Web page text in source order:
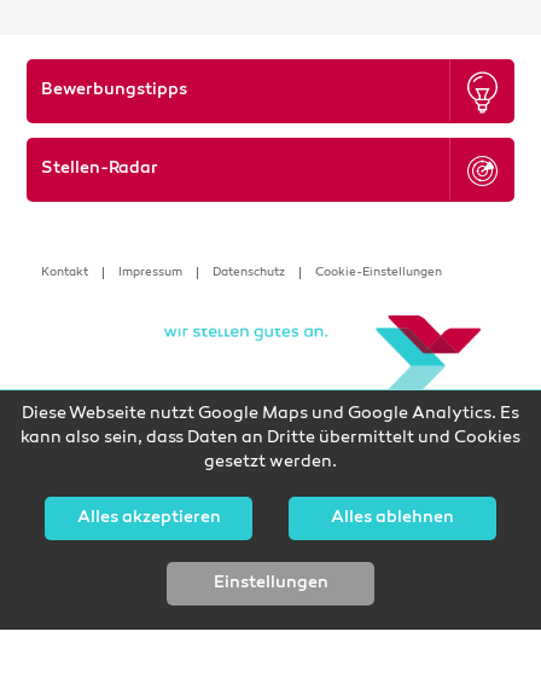
Diese Webseite nutzt Google Maps und Google Analytics. Es
kann also sein, dass Daten an Dritte übermittelt und Cookies
gesetzt werden.
Alles akzeptieren Alles ablehnen
Einstellungen
Bewerbungstipps
Stellen-Radar
Kontakt Impressum Datenschutz Cookie-Einstellungen